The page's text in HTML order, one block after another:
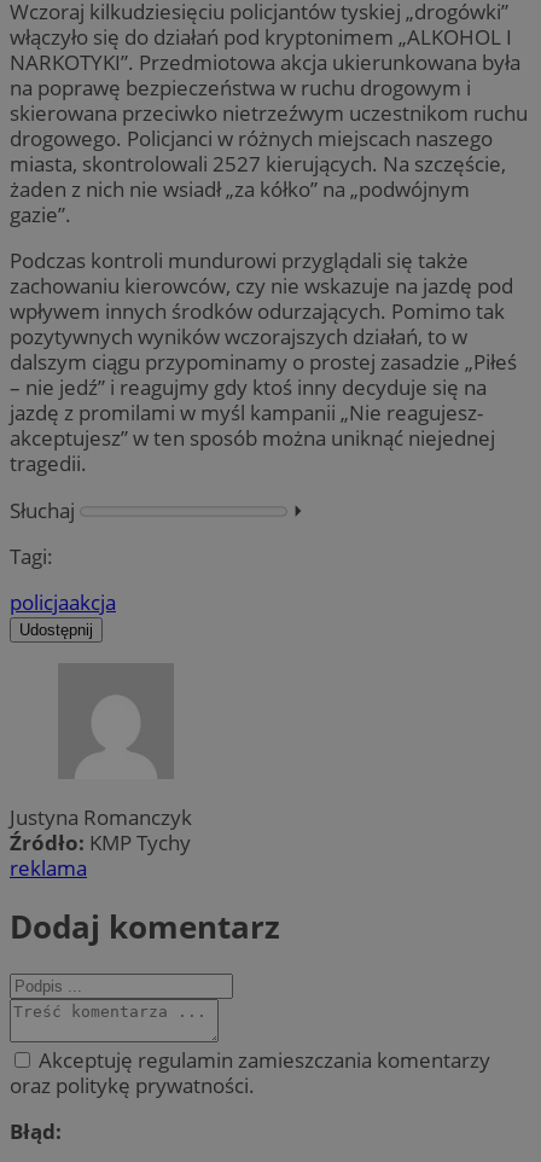
Wczoraj kilkudziesięciu policjantów tyskiej „drogówki”
włączyło się do działań pod kryptonimem „ALKOHOL I
NARKOTYKI”. Przedmiotowa akcja ukierunkowana była
na poprawę bezpieczeństwa w ruchu drogowym i
skierowana przeciwko nietrzeźwym uczestnikom ruchu
drogowego. Policjanci w różnych miejscach naszego
miasta, skontrolowali 2527 kierujących. Na szczęście,
żaden z nich nie wsiadł „za kółko” na „podwójnym
gazie”.
Podczas kontroli mundurowi przyglądali się także
zachowaniu kierowców, czy nie wskazuje na jazdę pod
wpływem innych środków odurzających. Pomimo tak
pozytywnych wyników wczorajszych działań, to w
dalszym ciągu przypominamy o prostej zasadzie „Piłeś
– nie jedź” i reagujmy gdy ktoś inny decyduje się na
jazdę z promilami w myśl kampanii „Nie reagujesz-
akceptujesz” w ten sposób można uniknąć niejednej
tragedii.
Słuchaj
⏵︎
Tagi:
policjaakcja
Udostępnij
Justyna Romanczyk
Źródło: KMP Tychy
reklama
Dodaj komentarz
Akceptuję regulamin zamieszczania komentarzy
oraz politykę prywatności.
Błąd: